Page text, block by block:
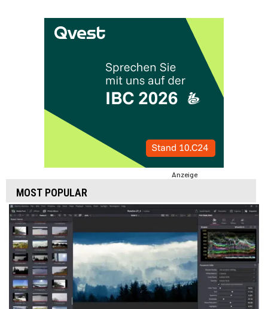
Anzeige
MOST POPULAR